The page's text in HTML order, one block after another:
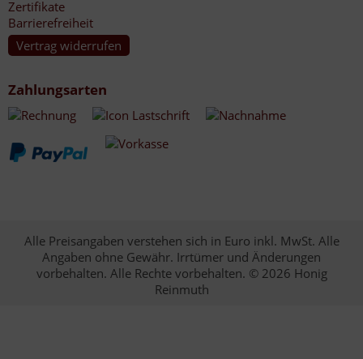
Zertifikate
Barrierefreiheit
Vertrag widerrufen
Zahlungsarten
Alle Preisangaben verstehen sich in Euro inkl. MwSt. Alle
Angaben ohne Gewähr. Irrtümer und Änderungen
vorbehalten. Alle Rechte vorbehalten. © 2026 Honig
Reinmuth